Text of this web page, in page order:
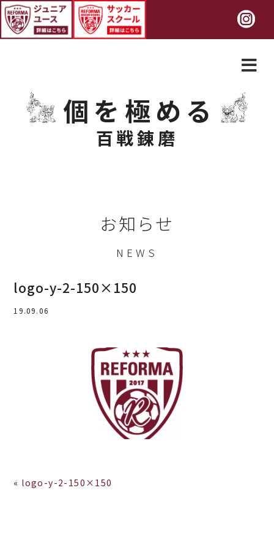
個を極める
百戦錬磨
お知らせ
NEWS
logo-y-2-150×150
19.09.06
« logo-y-2-150×150